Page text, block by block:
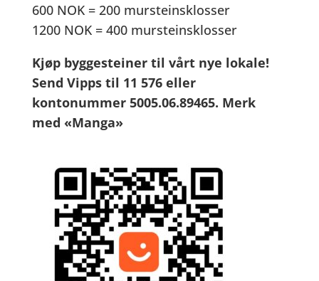
600 NOK = 200 mursteinsklosser
1200 NOK = 400 mursteinsklosser
Kjøp byggesteiner til vårt nye lokale!
Send Vipps til 11 576 eller
kontonummer 5005.06.89465. Merk
med «Manga»